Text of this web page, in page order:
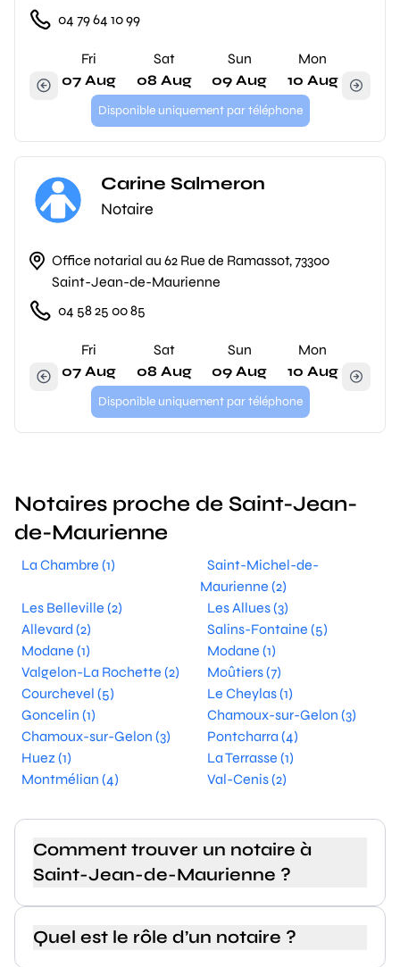
04 79 64 10 99
Fri
07 Aug
Sat
08 Aug
Sun
09 Aug
Mon
10 Aug
Disponible uniquement par téléphone
Carine Salmeron
Notaire
Office notarial au 62 Rue de Ramassot, 73300
Saint-Jean-de-Maurienne
04 58 25 00 85
Fri
07 Aug
Sat
08 Aug
Sun
09 Aug
Mon
10 Aug
Disponible uniquement par téléphone
Notaires proche de Saint-Jean-
de-Maurienne
La Chambre (1)
Saint-Michel-de-
Maurienne (2)
Les Belleville (2)
Les Allues (3)
Allevard (2)
Salins-Fontaine (5)
Modane (1)
Modane (1)
Valgelon-La Rochette (2)
Moûtiers (7)
Courchevel (5)
Le Cheylas (1)
Goncelin (1)
Chamoux-sur-Gelon (3)
Chamoux-sur-Gelon (3)
Pontcharra (4)
Huez (1)
La Terrasse (1)
Montmélian (4)
Val-Cenis (2)
Comment trouver un notaire à
Saint-Jean-de-Maurienne ?
Quel est le rôle d’un notaire ?